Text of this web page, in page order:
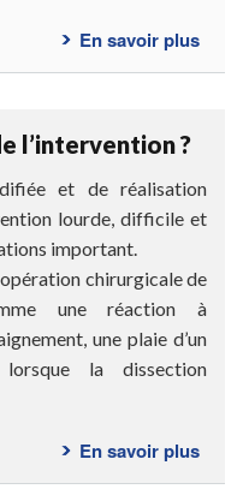
En savoir plussur
?
l’intervention ?
et de réalisation
lourde, difficile et
important.
chirurgicale de
une réaction à
une plaie d’un
la dissection
En savoir plussur